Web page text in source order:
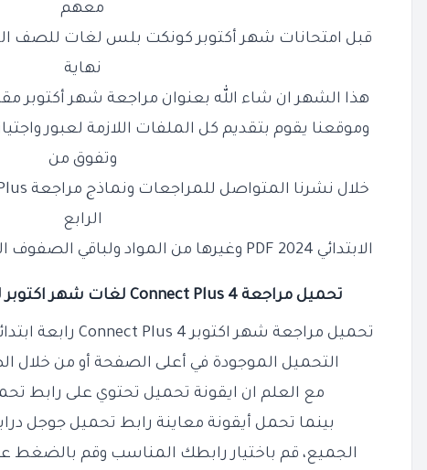
معهم
قبل امتحانات شهر أكتوبر كونكت بلس لغات للصف
نهاية
هذا الشهر ان شاء الله بعنوان مراجعة شهر أكتوبر مقرر كونكت
وموقعنا يقوم بتقديم كل الملفات اللازمة لعبور
وتفوق من
خلال نشرنا المتواصل للمراجعات ونماذج
الرابع
الابتدائي 2024 PDF وغيرها من المواد ولباقي الصفوف المقرر لها امتحانات هذا الشهر
تحميل مراجعة Connect Plus 4 لغات شهر اكتوبر للصف الرابع الابتدائي PDF
تحميل مراجعة شهر اكتوبر Connect Plus 4 رابعة ابتدائي من خلال الضغط على أيقونة
التحميل الموجودة في أعلى الصفحة أو من خلال
مع العلم ان ايقونة تحميل تحتوي على رابط
بينما تحمل أيقونة معاينة رابط تحميل جوجل
الجميع، قم باختيار رابطك المناسب وقم بالضغط